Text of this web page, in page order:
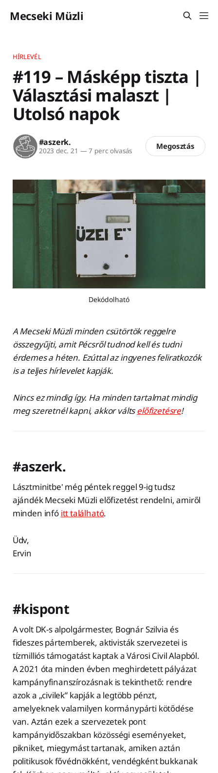
Mecseki Müzli
HÍRLEVÉL
#119 – Másképp tiszta |
Választási malaszt |
Utolsó napok
#aszerk.
2023 dec. 21 — 7 perc olvasás Megosztás
Dekódolható
A Mecseki Müzli minden csütörtök reggelre
összegyűjti, amit Pécsről tudnod kell és tudni
érdemes a héten. Ezúttal az ingyenes feliratkozók
is a teljes hírlevelet kapják.
Nincs ez mindig így. Ha minden tartalmat mindig
meg szeretnél kapni, akkor váltselőfizetésre!
#aszerk.
Lásztminitbe' még péntek reggel 9-ig tudsz
ajándék Mecseki Müzli előfizetést rendelni, amiről
minden infó itt található.
Üdv,
Ervin
#kispont
A volt DK-s alpolgármester, Bognár Szilvia és
fideszes pártemberek, aktivisták szervezetei is
tízmilliós támogatást kaptak a Városi Civil Alapból.
A 2021 óta minden évben meghirdetett pályázat
kampányfinanszírozásnak is tekinthető: rendre
azok a „civilek” kapják a legtöbb pénzt,
amelyeknek valamilyen kormánypárti kötődése
van. Aztán ezek a szervezetek pont
kampányidőszakban közösségi eseményeket,
pikniket, miegymást tartanak, amiken aztán
politikusok fővédnökként, vendégként bukkanak